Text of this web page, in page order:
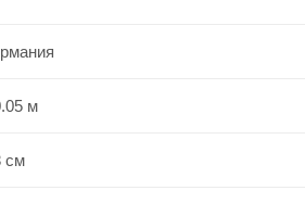
м
см